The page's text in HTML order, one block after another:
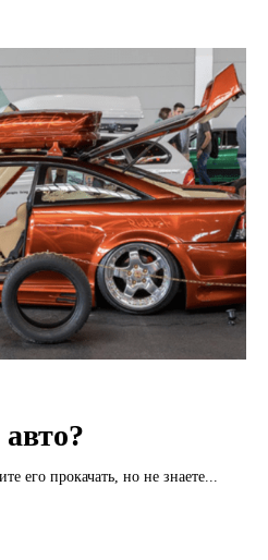
его прокачать, но не знаете...